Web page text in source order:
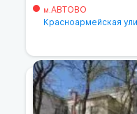
м.АВТОВО
Красноармейская